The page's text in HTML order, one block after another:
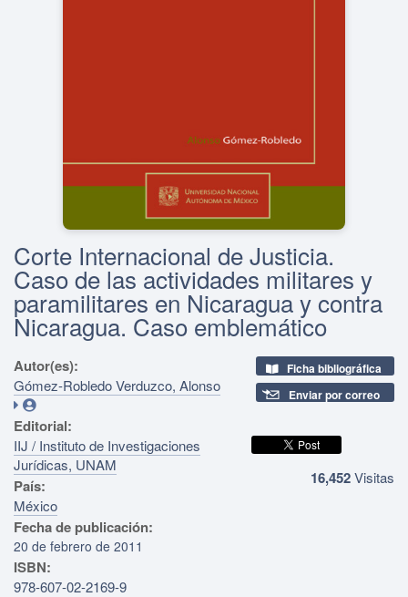
Corte Internacional de Justicia.
Caso de las actividades militares y
paramilitares en Nicaragua y contra
Nicaragua. Caso emblemático
Autor(es):
Gómez-Robledo Verduzco, Alonso
Editorial:
IIJ / Instituto de Investigaciones
Jurídicas, UNAM
País:
México
Fecha de publicación:
20 de febrero de 2011
ISBN:
978-607-02-2169-9
Ficha bibliográfica
Enviar por correo
16,452Visitas